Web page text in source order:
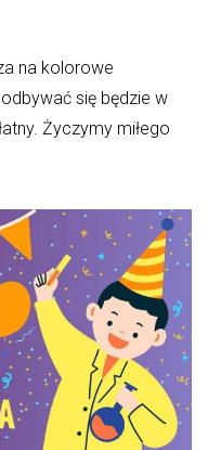
na kolorowe
się będzie w
Życzymy miłego
PT SO
2
14 15 16
21 22 23
28 29 30